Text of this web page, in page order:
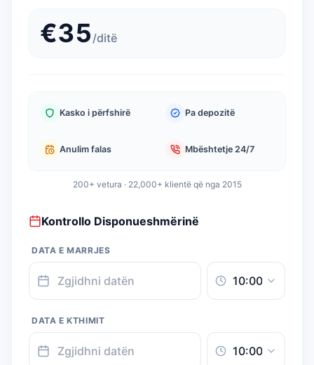
€35 /ditë
Kasko i përfshirë Pa depozitë
Anulim falas Mbështetje 24/7
200+ vetura · 22,000+ klientë që nga 2015
Kontrollo Disponueshmërinë
DATA E MARRJES
DATA E KTHIMIT